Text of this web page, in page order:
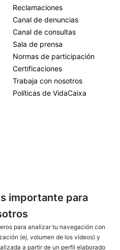
importante para
para analizar tu navegación con
(ej. volumen de los vídeos) y
a partir de un perfil elaborado
Reclamaciones
Canal de denuncias
Canal de consultas
Sala de prensa
Normas de participación
Certificaciones
Trabaja con nosotros
Políticas de VidaCaixa
AVISO LEGAL